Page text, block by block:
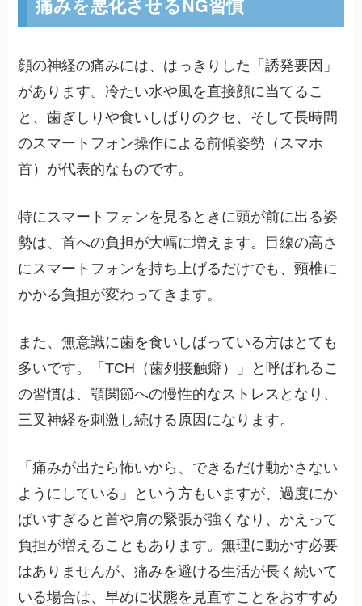
痛みを悪化させるNG習慣
顔の神経の痛みには、はっきりした「誘発要因」
があります。冷たい水や風を直接顔に当てるこ
と、歯ぎしりや食いしばりのクセ、そして長時間
のスマートフォン操作による前傾姿勢（スマホ
首）が代表的なものです。
特にスマートフォンを見るときに頭が前に出る姿
勢は、首への負担が大幅に増えます。目線の高さ
にスマートフォンを持ち上げるだけでも、頸椎に
かかる負担が変わってきます。
また、無意識に歯を食いしばっている方はとても
多いです。「TCH（歯列接触癖）」と呼ばれるこ
の習慣は、顎関節への慢性的なストレスとなり、
三叉神経を刺激し続ける原因になります。
「痛みが出たら怖いから、できるだけ動かさない
ようにしている」という方もいますが、過度にか
ばいすぎると首や肩の緊張が強くなり、かえって
負担が増えることもあります。無理に動かす必要
はありませんが、痛みを避ける生活が長く続いて
いる場合は、早めに状態を見直すことをおすすめ